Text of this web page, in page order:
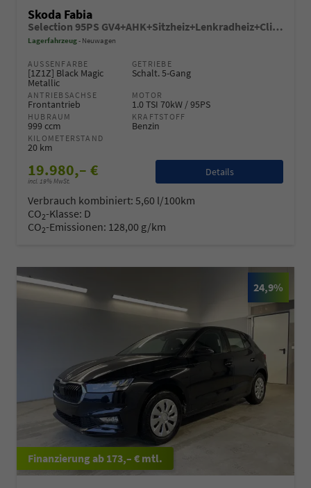
Skoda Fabia
Selection 95PS GV4+AHK+Sitzheiz+Lenkradheiz+Climatronic+Tempomat+PDC
Lagerfahrzeug Neuwagen
AUSSENFARBE
[1Z1Z] Black Magic
Metallic
GETRIEBE
Schalt. 5-Gang
ANTRIEBSACHSE
Frontantrieb
MOTOR
1.0 TSI 70kW / 95PS
HUBRAUM
999 ccm
KRAFTSTOFF
Benzin
KILOMETERSTAND
20 km
19.980,– €
incl. 19% MwSt.
Details
Verbrauch kombiniert: 5,60 l/100km
CO2-Klasse: D
CO2-Emissionen: 128,00 g/km
24,9%
ab 173,– € mtl.